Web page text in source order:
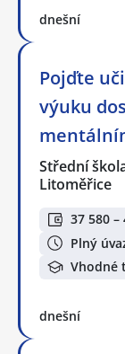
dnešní
Pojďte
výuku
Střední
Litoměřice
37 580 –
Plný
Vhodné
dnešní